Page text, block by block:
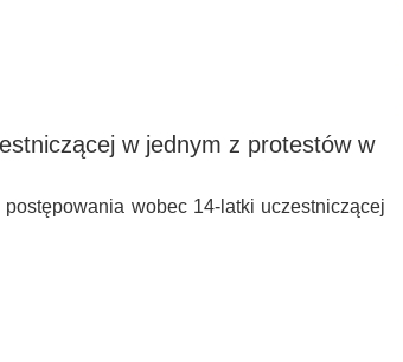
w jednym z protestów w
wobec 14-latki uczestniczącej